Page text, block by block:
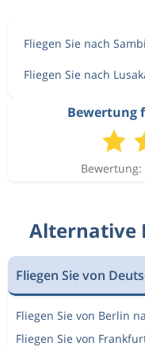
Fliegen Sie nach
Fliegen Sie nach
Bewertung
Bewertung:
Alternative
Fliegen Sie von
Fliegen Sie von Berlin
Fliegen Sie von